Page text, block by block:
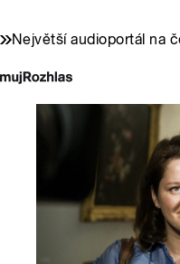
Největší audioportál na